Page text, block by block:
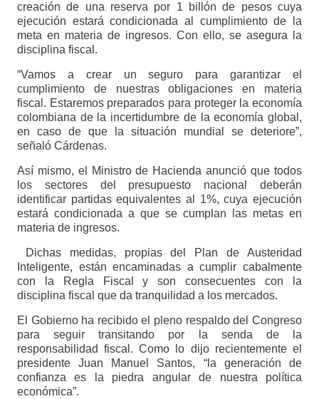
creación de una reserva por 1 billón de pesos cuya
ejecución estará condicionada al cumplimiento de la
meta en materia de ingresos. Con ello, se asegura la
disciplina fiscal.
“Vamos a crear un seguro para garantizar el
cumplimiento de nuestras obligaciones en materia
fiscal. Estaremos preparados para proteger la economía
colombiana de la incertidumbre de la economía global,
en caso de que la situación mundial se deteriore”,
señaló Cárdenas.
Así mismo, el Ministro de Hacienda anunció que todos
los sectores del presupuesto nacional deberán
identificar partidas equivalentes al 1%, cuya ejecución
estará condicionada a que se cumplan las metas en
materia de ingresos.
Dichas medidas, propias del Plan de Austeridad
Inteligente, están encaminadas a cumplir cabalmente
con la Regla Fiscal y son consecuentes con la
disciplina fiscal que da tranquilidad a los mercados.
El Gobierno ha recibido el pleno respaldo del Congreso
para seguir transitando por la senda de la
responsabilidad fiscal. Como lo dijo recientemente el
presidente Juan Manuel Santos, “la generación de
confianza es la piedra angular de nuestra política
económica”.